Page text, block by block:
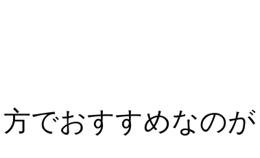
でおすすめなのが